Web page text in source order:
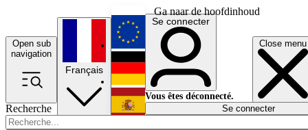
Ga naar de hoofdinhoud
Open sub
navigation
Close menu
Recherche
Français
English
Deutsch
Español
Se connecter
Vous êtes déconnecté.
Se connecter